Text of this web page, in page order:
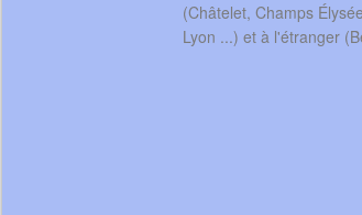
(Châtelet, Champs
Lyon ...) et à l'étranger